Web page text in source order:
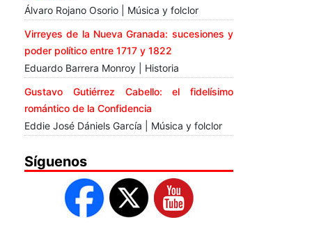
Álvaro Rojano Osorio | Música y folclor
Virreyes de la Nueva Granada: sucesiones y
poder político entre 1717 y 1822
Eduardo Barrera Monroy | Historia
Gustavo Gutiérrez Cabello: el fidelísimo
romántico de la Confidencia
Eddie José Dániels García | Música y folclor
Síguenos